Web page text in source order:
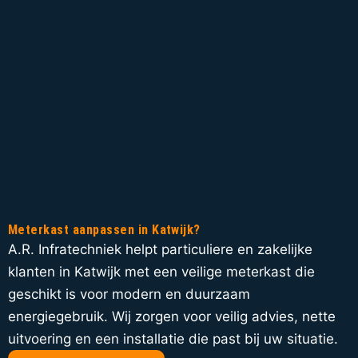
Meterkast aanpassen in Katwijk?
A.R. Infratechniek helpt particuliere en zakelijke
klanten in Katwijk met een veilige meterkast die
geschikt is voor modern en duurzaam
energiegebruik. Wij zorgen voor veilig advies, nette
uitvoering en een installatie die past bij uw situatie.